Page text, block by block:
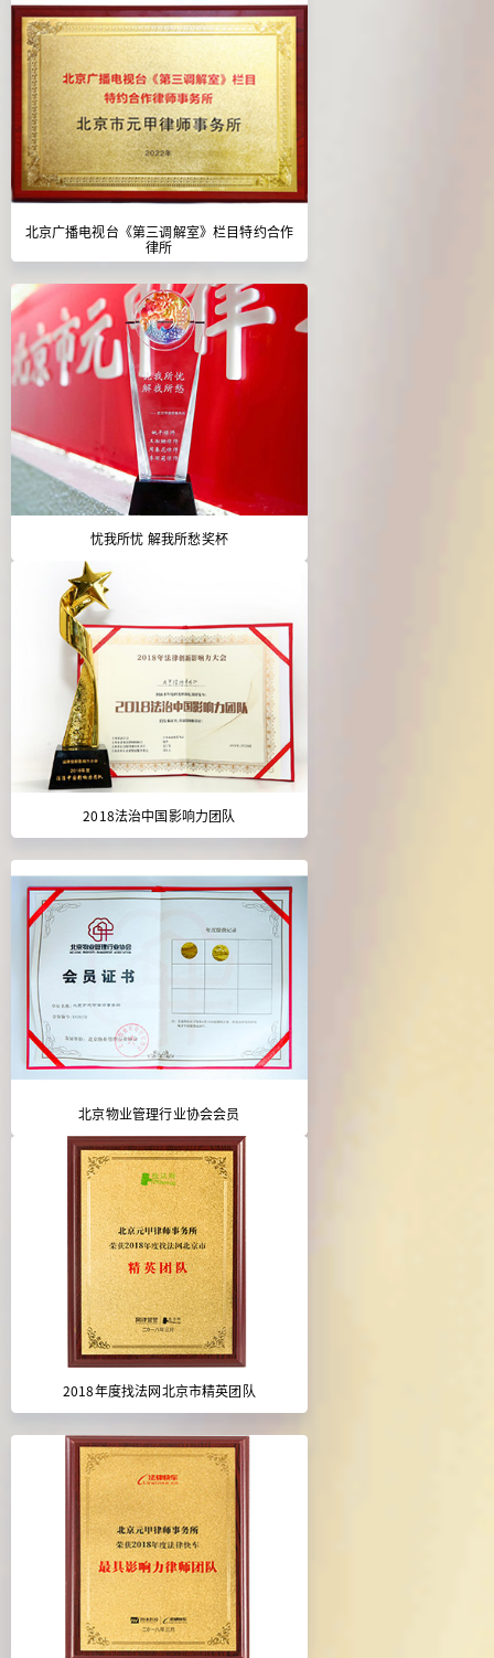
北京广播电视台《第三调解室》栏目特约合作
律所
忧我所忧 解我所愁奖杯
2018法治中国影响力团队
北京物业管理行业协会会员
2018年度找法网北京市精英团队